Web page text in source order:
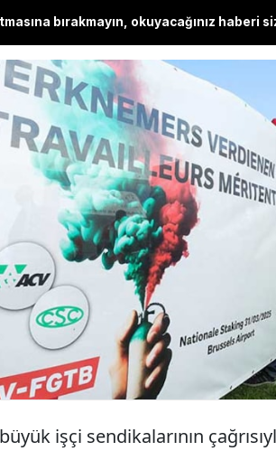
bırakmayın, okuyacağınız haberi
Belçika'da hükümetin
yapmayı planladığı
grev hayatı durma
işçi sendikalarının